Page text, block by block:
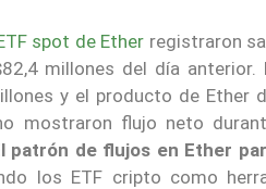
spot de Ether registraron
millones del día anterior.
y el producto de Ether
mostraron flujo neto
patrón de flujos en Ether
los ETF cripto como